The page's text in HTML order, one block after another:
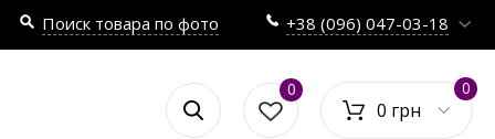
Поиск товара по фото +38 (096) 047-03-18
0
0 грн
0